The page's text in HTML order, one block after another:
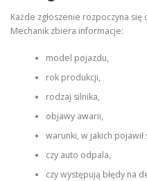
Każde zgłoszenie rozpoczyna
Mechanik zbiera informacje:
model pojazdu,
rok produkcji,
rodzaj silnika,
objawy awarii,
warunki, w jakich
czy auto odpala,
czy występują błędy na